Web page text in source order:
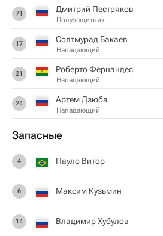
71 Дмитрий Пестряков
Полузащитник
17 Солтмурад Бакаев
Нападающий
21 Роберто Фернандес
Нападающий
24 Артем Дзюба
Нападающий
Запасные
4 Пауло Витор
6 Максим Кузьмин
14 Владимир Хубулов